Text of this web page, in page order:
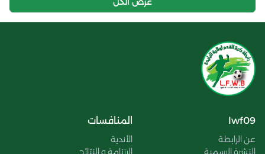
lwf09
عن الرابطة
النشرة الرسمية
المنافسات
الأندية
الرزنامة و النتائج